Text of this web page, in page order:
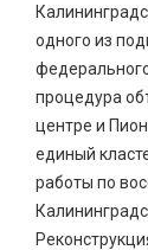
одного из
процедура
центре и
единый
работы по